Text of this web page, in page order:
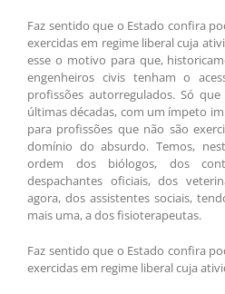
Faz sentido que o Estado confira
exercidas em regime liberal cuja
esse o motivo para que,
engenheiros civis tenham o
profissões autorregulados. Só
últimas décadas, com um ímpeto
para profissões que não são
domínio do absurdo. Temos,
ordem dos biólogos, dos
despachantes oficiais, dos
agora, dos assistentes sociais,
mais uma, a dos fisioterapeutas.
Faz sentido que o Estado confira
exercidas em regime liberal cuja